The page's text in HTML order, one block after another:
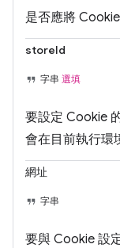
是否應將
storeId
字串 選填
要設定 Cookie
會在目前執行環
網址
字串
要與 Cookie 設